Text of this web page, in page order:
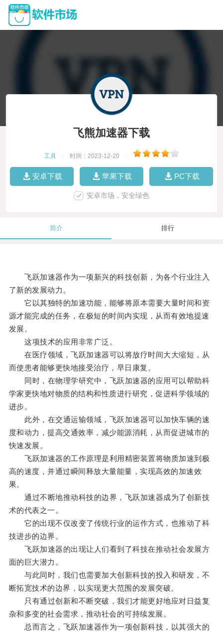
飞熊加速器下载
工具 时间：2023-12-20
安卓下载 苹果下载 PC下载
安卓市场，安全绿色
简介 排行
飞跃加速器作为一项新兴的科技创新，为各个行业注入
了新的发展动力。
它以其独特的加速功能，能够将原本需要大量时间和资
源才能完成的任务，在极短的时间内实现，从而有效地提速
发展。
这项技术的应用非常广泛。
在医疗领域，飞跃加速器可以将放疗时间大大缩短，从
而使患者能够更快地接受治疗，早日康复。
同时，在物理学研究中，飞跃加速器的应用可以帮助科
学家更快地对物质的结构和性质进行研究，促进科学领域的
进步。
此外，在交通运输领域，飞跃加速器可以加快车辆的速
度和动力，提高交通效率，减少能源消耗，从而促进城市的
快速发展。
飞跃加速器的工作原理是利用精密装置将物质加速到极
高的速度，并通过瞬间释放大量能量，实现高效的加速效
果。
通过不断地推动科技的边界，飞跃加速器成为了创新技
术的代表之一。
它的出现不仅改变了传统行业的运作方式，也推动了科
技进步的边界。
飞跃加速器的出现让人们看到了科技在推动社会发展方
面的巨大潜力。
与此同时，我们也需要加大创新科技的投入和研发，不
断拓宽技术的边界，以实现更大范围的发展突破。
只有通过创新和不断突破，我们才能更好地应对日益复
杂和多变的社会需求，推动社会的可持续发展。
总而言之，飞跃加速器作为一项创新科技，以其强大的